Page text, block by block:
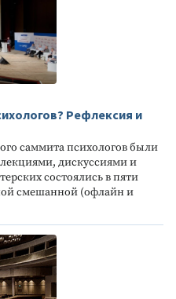
Рефлексия и
саммита психологов были
дискуссиями и
состоялись в пяти
смешанной (офлайн и